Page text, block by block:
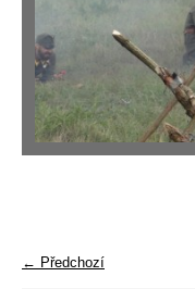
← Předchozí